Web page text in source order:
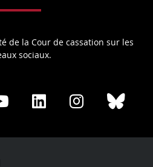
de la Cour de cassation sur les
sociaux.
Share
Youtube
Share
LinkedIn
Share
Instagram